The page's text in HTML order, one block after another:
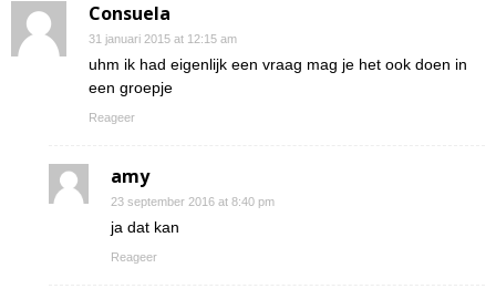
Consuela
31 januari 2015 at 12:15 am
uhm ik had eigenlijk een vraag mag je het ook doen in
een groepje
Reageer
amy
23 september 2016 at 8:40 pm
ja dat kan
Reageer